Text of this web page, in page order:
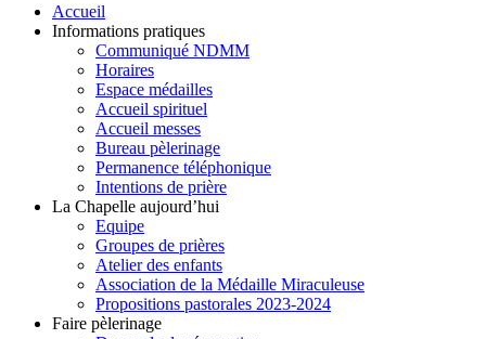
Accueil
Informations pratiques
Communiqué NDMM
Horaires
Espace médailles
Accueil spirituel
Accueil messes
Bureau pèlerinage
Permanence téléphonique
Intentions de prière
La Chapelle aujourd’hui
Equipe
Groupes de prières
Atelier des enfants
Association de la Médaille Miraculeuse
Propositions pastorales 2023-2024
Faire pèlerinage